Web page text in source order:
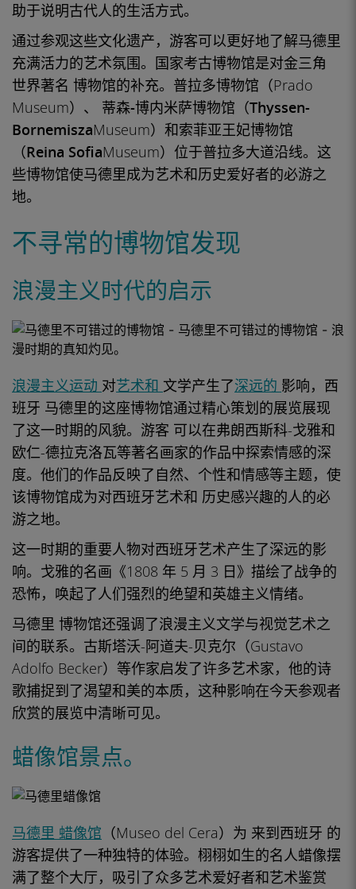
助于说明古代人的生活方式。
通过参观这些文化遗产，游客可以更好地了解马德里
充满活力的艺术氛围。 国家考古博物馆是对金三角
世界著名 博物馆的补充。普拉多博物馆（Prado
Museum）、
蒂森-博内米萨博物馆（Thyssen-
BornemiszaMuseum）和索菲亚王妃博物馆
（Reina SofiaMuseum）位于普拉多大道沿线。这
些博物馆使马德里成为艺术和历史爱好者的必游之
地。
不寻常的博物馆发现
浪漫主义时代的启示
浪漫主义运动 对艺术和 文学产生了深远的 影响， 西
班牙 马德里的这座博物馆通过精心策划的展览展现
了这一时期的风貌。游客 可以在弗朗西斯科-戈雅和
欧仁-德拉克洛瓦等著名画家的作品中探索情感的深
度。他们的作品反映了自然、个性和情感等主题，使
该博物馆成为对西班牙艺术和 历史感兴趣的人的必
游之地。
这一时期的重要人物对西班牙艺术产生了深远的影
响。 戈雅的名画《1808 年 5 月 3 日》描绘了战争的
恐怖，唤起了人们强烈的绝望和英雄主义情绪。
马德里 博物馆还强调了浪漫主义文学与视觉艺术之
间的联系。古斯塔沃-阿道夫-贝克尔（Gustavo
Adolfo Becker）等作家启发了许多艺术家，他的诗
歌捕捉到了渴望和美的本质，这种影响在今天参观者
欣赏的展览中清晰可见。
蜡像馆景点。
马德里 蜡像馆 （Museo del Cera）为 来到西班牙 的
游客提供了一种独特的体验。栩栩如生的名人蜡像摆
满了整个大厅，吸引了众多艺术爱好者和艺术鉴赏